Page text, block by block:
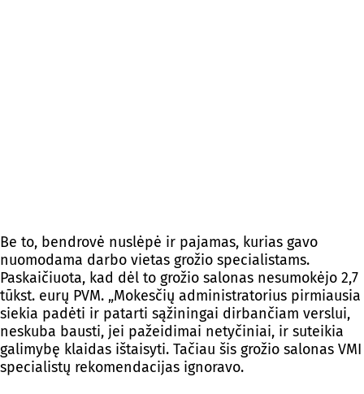
Be to, bendrovė nuslėpė ir pajamas, kurias gavo
nuomodama darbo vietas grožio specialistams.
Paskaičiuota, kad dėl to grožio salonas nesumokėjo 2,7
tūkst. eurų PVM. „Mokesčių administratorius pirmiausia
siekia padėti ir patarti sąžiningai dirbančiam verslui,
neskuba bausti, jei pažeidimai netyčiniai, ir suteikia
galimybę klaidas ištaisyti. Tačiau šis grožio salonas VMI
specialistų rekomendacijas ignoravo.